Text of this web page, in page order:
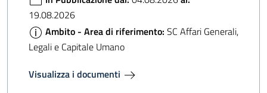
19.08.2026
Ambito - Area di riferimento: SC Affari Generali,
Legali e Capitale Umano
Visualizza i documenti